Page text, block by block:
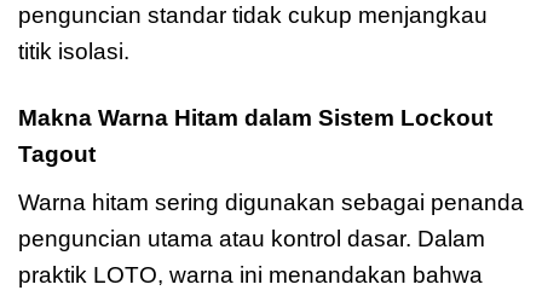
penguncian standar tidak cukup menjangkau
titik isolasi.
Makna Warna Hitam dalam Sistem Lockout
Tagout
Warna hitam sering digunakan sebagai penanda
penguncian utama atau kontrol dasar. Dalam
praktik LOTO, warna ini menandakan bahwa